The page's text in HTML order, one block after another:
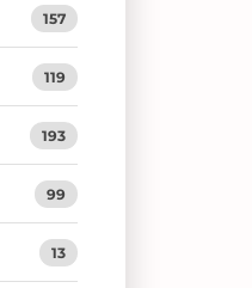
157
119
193
99
13